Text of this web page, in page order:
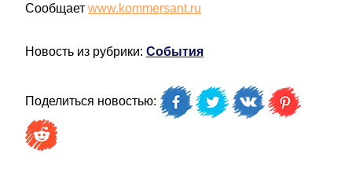
Сообщает www.kommersant.ru
Новость из рубрики: События
Поделиться новостью: